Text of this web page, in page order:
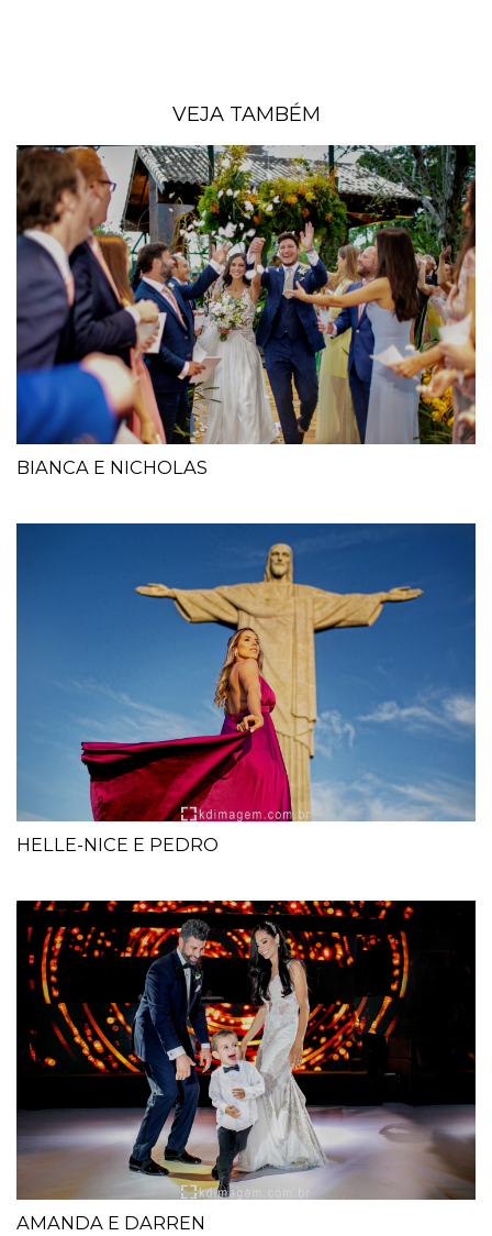
VEJA TAMBÉM
BIANCA E NICHOLAS
HELLE-NICE E PEDRO
AMANDA E DARREN